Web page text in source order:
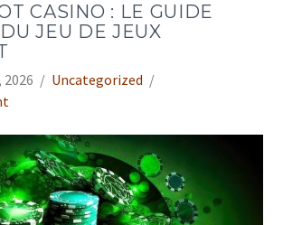
CASINO : LE GUIDE
JEU DE JEUX
2026
Uncategorized